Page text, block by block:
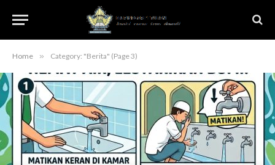
Home » Category: "Berita" (Page 3)